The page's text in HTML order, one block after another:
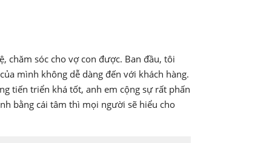
chăm sóc cho vợ con được. Ban đầu, tôi
mình không dễ dàng đến với khách hàng.
tiến triển khá tốt, anh em cộng sự rất phấn
bằng cái tâm thì mọi người sẽ hiểu cho